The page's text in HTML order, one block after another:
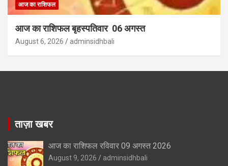
आज का राशिफल
आज का राशिफल बृहस्पतिवार 06 अगस्त
August 6, 2026 adminsidhbali
ताज़ा खबर
आज का राशिफल रविवार 09 अगस्त 2026
August 9, 2026 adminsidhbali